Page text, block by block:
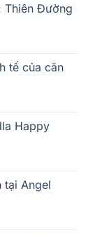
Thiên Đường
tế của căn
Happy
tại Angel